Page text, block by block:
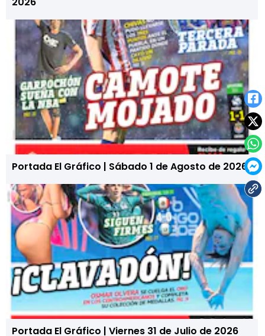
Portada El Gráfico | Sábado 1 de Agosto de 2026
Portada El Gráfico | Viernes 31 de Julio de 2026